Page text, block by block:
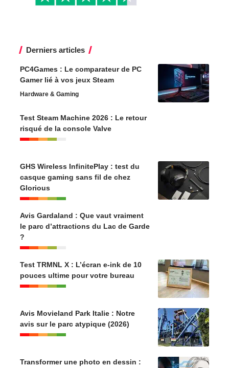
Derniers articles
PC4Games : Le comparateur de PC
Gamer lié à vos jeux Steam
Hardware & Gaming
Test Steam Machine 2026 : Le retour
risqué de la console Valve
GHS Wireless InfinitePlay : test du
casque gaming sans fil de chez
Glorious
Avis Gardaland : Que vaut vraiment
le parc d’attractions du Lac de Garde
?
Test TRMNL X : L’écran e-ink de 10
pouces ultime pour votre bureau
Avis Movieland Park Italie : Notre
avis sur le parc atypique (2026)
Transformer une photo en dessin :